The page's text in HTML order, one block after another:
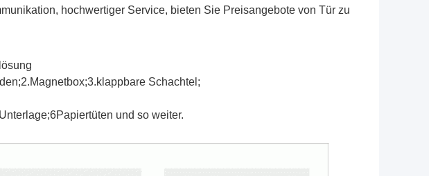
hochwertiger Service, bieten Sie Preisangebote von Tür zu
Schachtel;
und so weiter.